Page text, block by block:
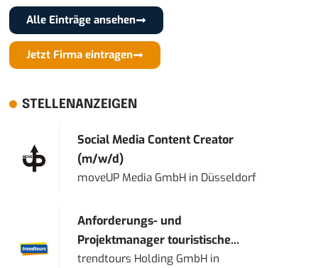
Alle Einträge ansehen
Jetzt Firma eintragen
STELLENANZEIGEN
Social Media Content Creator
(m/w/d)
moveUP Media GmbH in Düsseldorf
Anforderungs- und
Projektmanager touristische...
trendtours Holding GmbH in